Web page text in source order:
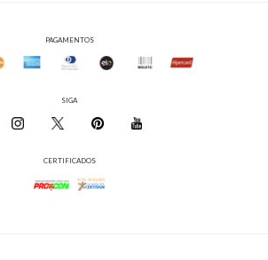
PAGAMENTOS
SIGA
CERTIFICADOS